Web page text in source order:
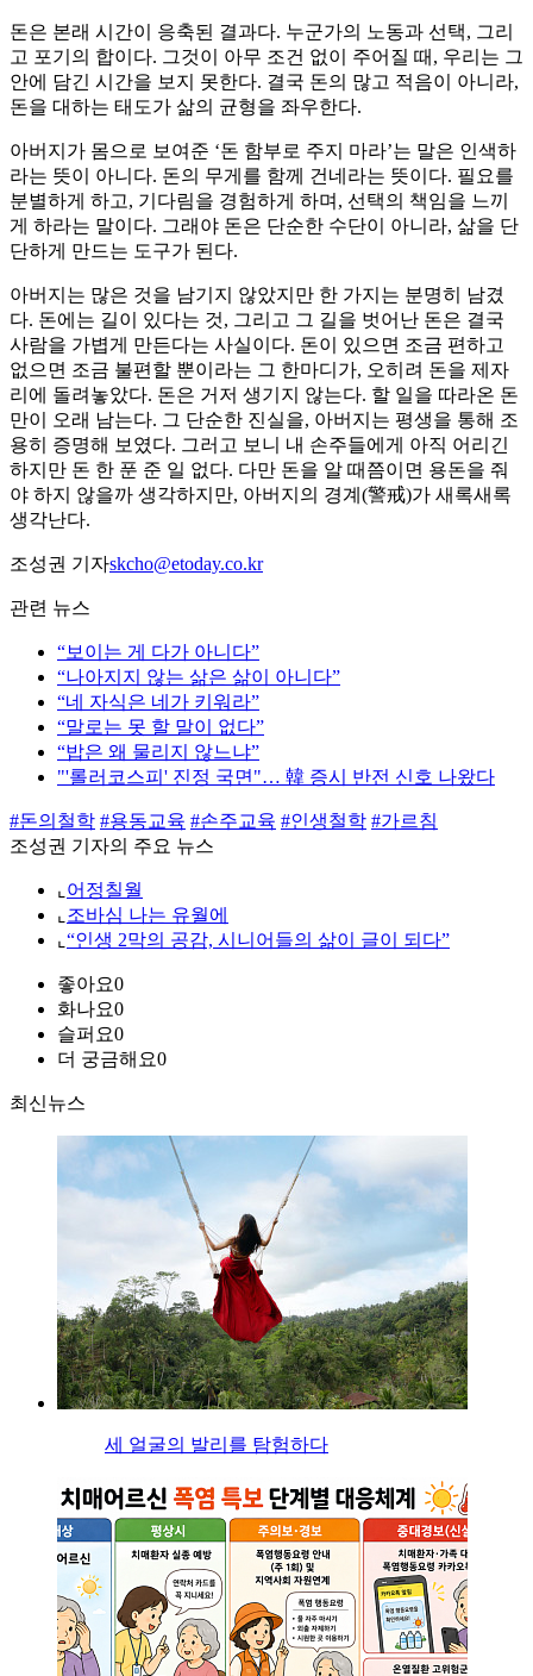
돈은 본래 시간이 응축된 결과다. 누군가의 노동과 선택, 그리
고 포기의 합이다. 그것이 아무 조건 없이 주어질 때, 우리는 그
안에 담긴 시간을 보지 못한다. 결국 돈의 많고 적음이 아니라,
돈을 대하는 태도가 삶의 균형을 좌우한다.
아버지가 몸으로 보여준 ‘돈 함부로 주지 마라’는 말은 인색하
라는 뜻이 아니다. 돈의 무게를 함께 건네라는 뜻이다. 필요를
분별하게 하고, 기다림을 경험하게 하며, 선택의 책임을 느끼
게 하라는 말이다. 그래야 돈은 단순한 수단이 아니라, 삶을 단
단하게 만드는 도구가 된다.
아버지는 많은 것을 남기지 않았지만 한 가지는 분명히 남겼
다. 돈에는 길이 있다는 것, 그리고 그 길을 벗어난 돈은 결국
사람을 가볍게 만든다는 사실이다. 돈이 있으면 조금 편하고
없으면 조금 불편할 뿐이라는 그 한마디가, 오히려 돈을 제자
리에 돌려놓았다. 돈은 거저 생기지 않는다. 할 일을 따라온 돈
만이 오래 남는다. 그 단순한 진실을, 아버지는 평생을 통해 조
용히 증명해 보였다. 그러고 보니 내 손주들에게 아직 어리긴
하지만 돈 한 푼 준 일 없다. 다만 돈을 알 때쯤이면 용돈을 줘
야 하지 않을까 생각하지만, 아버지의 경계(警戒)가 새록새록
생각난다.
조성권 기자skcho@etoday.co.kr
관련 뉴스
“보이는 게 다가 아니다”
“나아지지 않는 삶은 삶이 아니다”
“네 자식은 네가 키워라”
“말로는 못 할 말이 없다”
“밥은 왜 물리지 않느냐”
"'롤러코스피' 진정 국면"… 韓 증시 반전 신호 나왔다
#돈의철학 #용동교육 #손주교육 #인생철학 #가르침
조성권 기자의 주요 뉴스
⌞ 어정칠월
⌞ 조바심 나는 유월에
⌞ “인생 2막의 공감, 시니어들의 삶이 글이 되다”
좋아요0
화나요0
슬퍼요0
더 궁금해요0
최신뉴스
세 얼굴의 발리를 탐험하다